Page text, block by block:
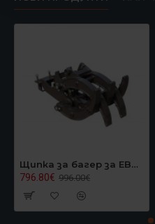
Щипка за багер за EB40, Graecus EB40GRAPPLER
796.80€ 996.00€